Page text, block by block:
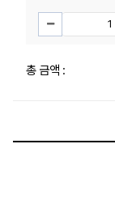
총 금액 :